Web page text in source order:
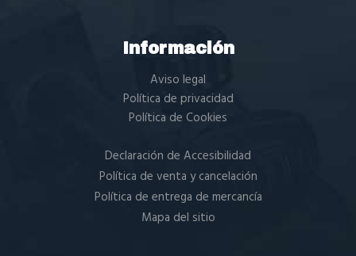
Información
Aviso legal
Política de privacidad
Política de Cookies
Declaración de Accesibilidad
Política de venta y cancelación
Política de entrega de mercancía
Mapa del sitio